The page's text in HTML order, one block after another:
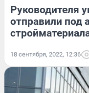
Руководителя
отправили под
18 сентября, 2022, 12:36